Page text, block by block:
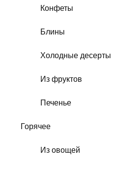
Конфеты
Блины
Холодные десерты
Из фруктов
Печенье
Горячее
Из овощей